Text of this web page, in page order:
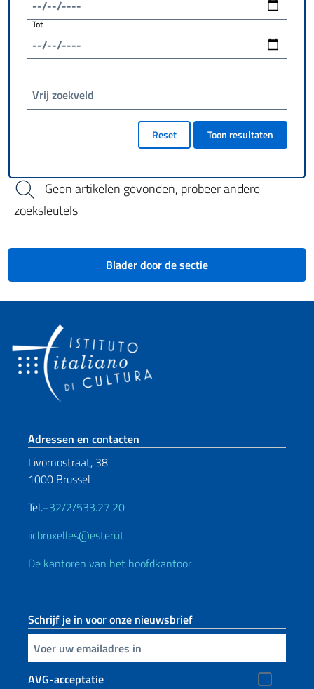
Tot
Vrij zoekveld
Reset Toon resultaten
Geen artikelen gevonden, probeer andere
zoeksleutels
Blader door de sectie
Voetregel sectie
Adressen en contacten
Livornostraat, 38
1000 Brussel
Tel.+32/2/533.27.20
iicbruxelles@esteri.it
De kantoren van het hoofdkantoor
Schrijf je in voor onze nieuwsbrief
Voer uw e-mailadres in
AVG-acceptatie